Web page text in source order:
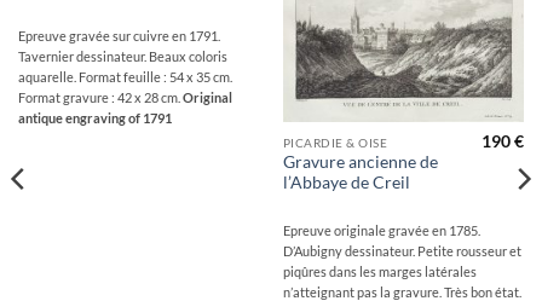
Epreuve gravée sur cuivre en 1791.
Tavernier dessinateur. Beaux coloris
aquarelle. Format feuille : 54 x 35 cm.
Format gravure : 42 x 28 cm. Original
antique engraving of 1791
PICARDIE & OISE
Gravure ancienne de
l’Abbaye de Creil
190€
Epreuve originale gravée en 1785.
D’Aubigny dessinateur. Petite rousseur et
piqûres dans les marges latérales
n’atteignant pas la gravure. Très bon état.